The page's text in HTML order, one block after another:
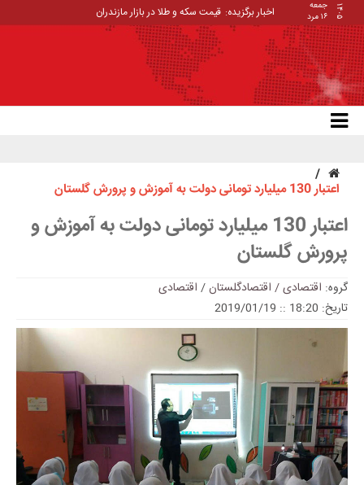
۱۴۰۵
جمعه
۱۶ مرد
اخبار برگزیده: قیمت سکه و طلا در بازار مازندران
اعتبار 130 میلیارد تومانی دولت به آموزش و پرورش گلستان
اعتبار 130 میلیارد تومانی دولت به آموزش و
پرورش گلستان
گروه: اقتصادی / اقتصادگلستان/ اقتصادی
تاریخ: 18:20 :: 2019/01/19